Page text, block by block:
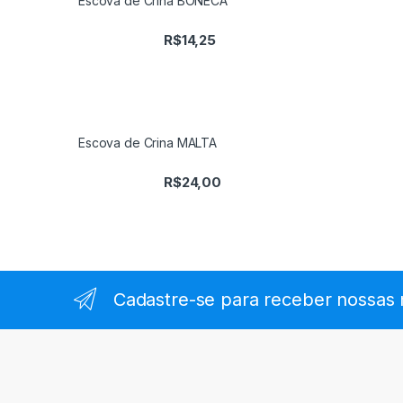
R$14,25
Escova de Crina MALTA
R$24,00
Cadastre-se para receber nossas